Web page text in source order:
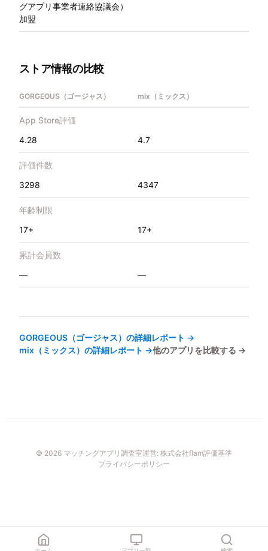
グアプリ事業者連絡協議会）
加盟
ストア情報の比較
GORGEOUS（ゴージャス） mix（ミックス）
App Store評価
4.28
4.7
評価件数
3298
4347
年齢制限
17+
17+
累計会員数
—
—
GORGEOUS（ゴージャス） の詳細レポート →
mix（ミックス） の詳細レポート →他のアプリを比較する →
© 2026 マッチングアプリ調査室運営: 株式会社flam評価基準
プライバシーポリシー